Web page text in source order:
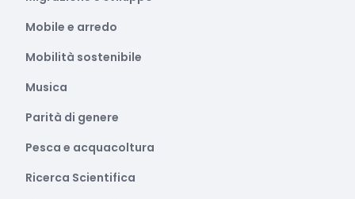
Mobile e arredo
Mobilità sostenibile
Musica
Parità di genere
Pesca e acquacoltura
Ricerca Scientifica